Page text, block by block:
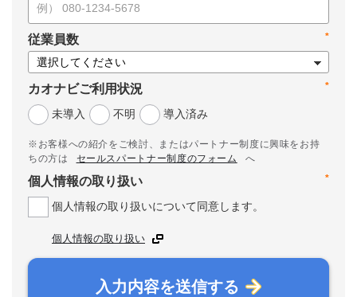
*
従業員数
*
カオナビご利用状況
未導入
不明 導入済み
※お客様への紹介をご検討、またはパートナー制度に興味をお持
ちの方は
セールスパートナー制度のフォーム
へ
*
個人情報の取り扱い
個人情報の取り扱いについて同意します。
個人情報の取り扱い
入力内容を送信する